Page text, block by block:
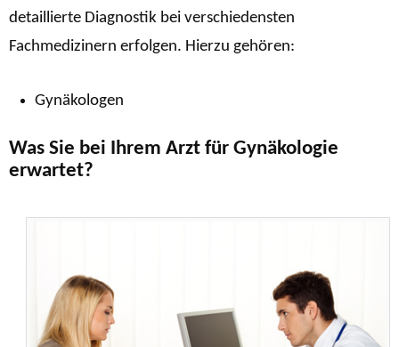
detaillierte Diagnostik bei verschiedensten
Fachmedizinern erfolgen. Hierzu gehören:
Gynäkologen
Was Sie bei Ihrem Arzt für Gynäkologie
erwartet?